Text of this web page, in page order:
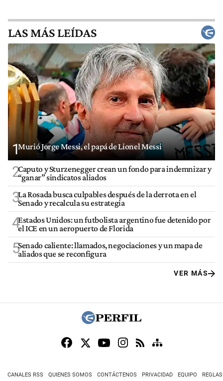
LAS MÁS LEÍDAS
1Murió Jorge Messi, el papá de Lionel Messi
2Caputo y Sturzenegger crean un fondo para indemnizar y
“ganar” sindicatos aliados
3La Rosada busca culpables después de la derrota en el
Senado y recalcula su estrategia
4Estados Unidos: un futbolista argentino fue detenido por
el ICE en un aeropuerto de Florida
5Senado caliente: llamados, negociaciones y un mapa de
aliados que se reconfigura
VER MÁS
CANALES RSS QUIENES SOMOS CONTÁCTENOS PRIVACIDAD EQUIPO